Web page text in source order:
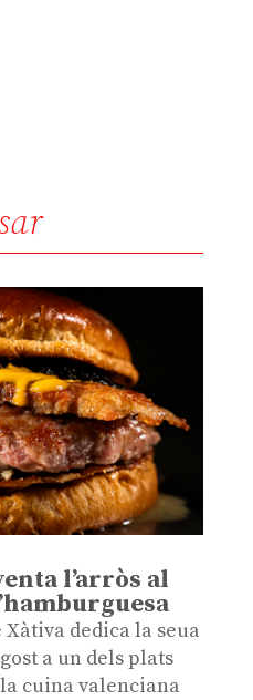
l’arròs al
dedica la seua
a un dels plats
cuina valenciana